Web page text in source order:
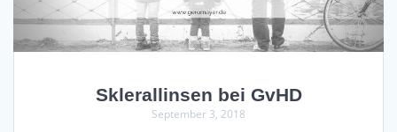
Sklerallinsen bei GvHD
September 3, 2018